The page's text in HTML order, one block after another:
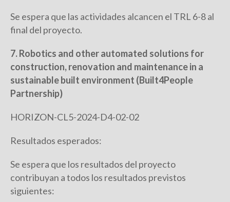
Se espera que las actividades alcancen el TRL 6-8 al
final del proyecto.
7. Robotics and other automated solutions for
construction, renovation and maintenance in a
sustainable built environment (Built4People
Partnership)
HORIZON-CL5-2024-D4-02-02
Resultados esperados:
Se espera que los resultados del proyecto
contribuyan a todos los resultados previstos
siguientes: